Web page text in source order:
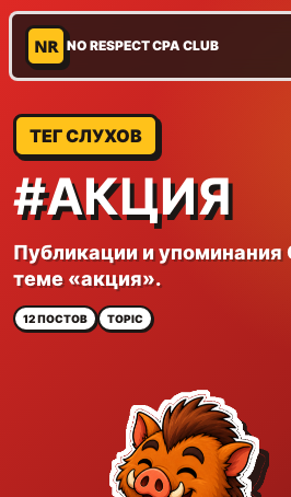
NR NO RESPECT CPA CLUB
ТЕГ СЛУХОВ
#АКЦИЯ
Публикации и упоминания
теме «акция».
12 ПОСТОВ TOPIC